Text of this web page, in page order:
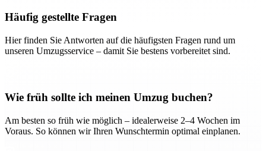
Häufig gestellte Fragen
Hier finden Sie Antworten auf die häufigsten Fragen rund um
unseren Umzugsservice – damit Sie bestens vorbereitet sind.
Wie früh sollte ich meinen Umzug buchen?
Am besten so früh wie möglich – idealerweise 2–4 Wochen im
Voraus. So können wir Ihren Wunschtermin optimal einplanen.